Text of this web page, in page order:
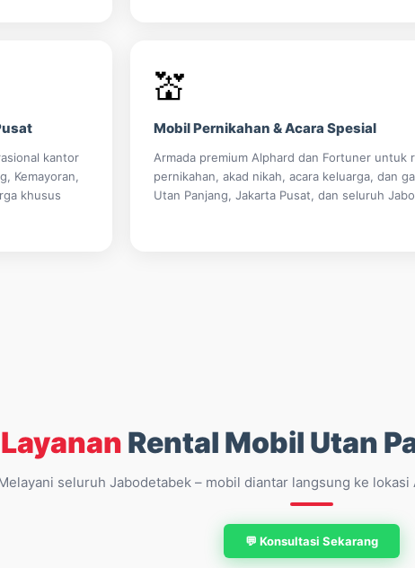
kantor
Kemayoran,
khusus
💒
Mobil Pernikahan & Acara Spesial
Armada premium Alphard dan Fortuner untuk
pernikahan, akad nikah, acara keluarga, dan
Utan Panjang, Jakarta Pusat, dan seluruh
Rental Mobil Utan
seluruh Jabodetabek – mobil diantar langsung ke lokasi
💬 Konsultasi Sekarang